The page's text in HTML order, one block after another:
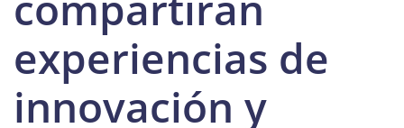
experiencias de
innovación y